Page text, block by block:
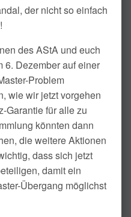
der nicht so einfach
des AStA und euch
6. Dezember auf einer
Problem
wie wir jetzt vorge­hen
Garantie für alle zu
könnten dann
die weitere Aktionen
dass sich jetzt
damit ein
Über­gang möglichst